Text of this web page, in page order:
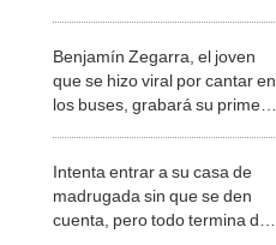
Benjamín Zegarra, el joven
que se hizo viral por cantar en
los buses, grabará su primer
Intenta entrar a su casa de
madrugada sin que se den
cuenta, pero todo termina de